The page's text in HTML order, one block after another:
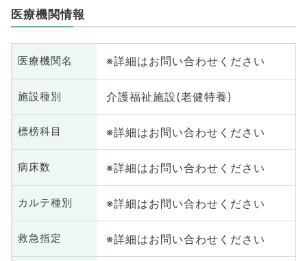
医療機関情報
医療機関名 ※詳細はお問い合わせください
施設種別 介護福祉施設(老健特養)
標榜科目 ※詳細はお問い合わせください
病床数 ※詳細はお問い合わせください
カルテ種別 ※詳細はお問い合わせください
救急指定 ※詳細はお問い合わせください